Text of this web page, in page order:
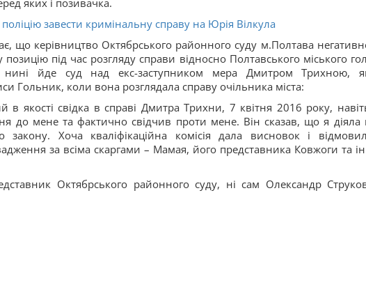
яких і позивачка.
поліцію завести кримінальну справу на Юрія Вілкула
що керівництво Октябрського районного суду м.Полтава
позицію під час розгляду справи відносно Полтавського міського
йде суд над екс-заступником мера Дмитром Трихною,
Гольник, коли вона розглядала справу очільника міста:
в якості свідка в справі Дмитра Трихни, 7 квітня 2016 року,
до мене та фактично свідчив проти мене. Він сказав, що я діяла
закону. Хоча кваліфікаційна комісія дала висновок і
за всіма скаргами – Мамая, його представника Ковжоги та
Октябрського районного суду, ні сам Олександр